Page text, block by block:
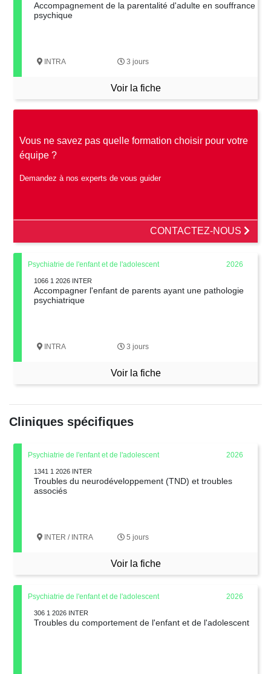
Accompagnement de la parentalité d'adulte en souffrance
psychique
INTRA 3 jours
Voir la fiche
Vous ne savez pas quelle formation choisir pour votre
équipe ?
Demandez à nos experts de vous guider
CONTACTEZ-NOUS
Psychiatrie de l'enfant et de l'adolescent 2026
1066 1 2026 INTER
Accompagner l'enfant de parents ayant une pathologie
psychiatrique
INTRA 3 jours
Voir la fiche
Cliniques spécifiques
Psychiatrie de l'enfant et de l'adolescent 2026
1341 1 2026 INTER
Troubles du neurodéveloppement (TND) et troubles
associés
INTER / INTRA 5 jours
Voir la fiche
Psychiatrie de l'enfant et de l'adolescent 2026
306 1 2026 INTER
Troubles du comportement de l'enfant et de l'adolescent